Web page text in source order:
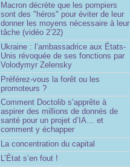
Macron décrète que les pompiers
sont des "héros" pour éviter de leur
donner les moyens nécessaire à leur
tâche (vidéo 2’22)
Ukraine : l’ambassadrice aux États-
Unis révoquée de ses fonctions par
Volodymyr Zelensky
Préférez-vous la forêt ou les
promoteurs ?
Comment Doctolib s’apprête à
aspirer des millions de donnés de
santé pour un projet d’IA… et
comment y échapper
La concentration du capital
L’État s’en fout !